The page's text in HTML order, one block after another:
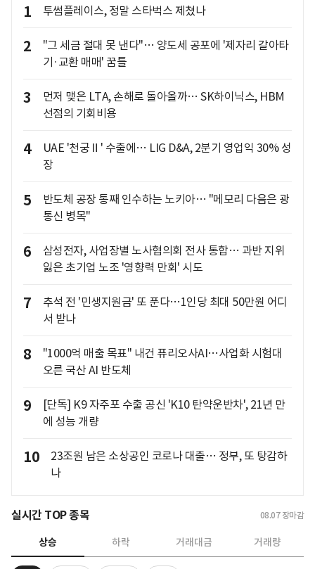
1 투썸플레이스, 정말 스타벅스 제쳤나
2
"그 세금 절대 못 낸다"… 양도세 공포에 '제자리 갈아타
기·교환 매매' 꿈틀
3
먼저 맺은 LTA, 손해로 돌아올까… SK하이닉스, HBM
선점의 기회비용
4
UAE '천궁Ⅱ' 수출에… LIG D&A, 2분기 영업익 30% 성
장
5
반도체 공장 통째 인수하는 노키아… "메모리 다음은 광
통신 병목"
6
삼성전자, 사업장별 노사협의회 전사 통합… 과반 지위
잃은 초기업 노조 '영향력 만회' 시도
7
추석 전 '민생지원금' 또 푼다…1인당 최대 50만원 어디
서 받나
8
"1000억 매출 목표" 내건 퓨리오사AI…사업화 시험대
오른 국산 AI 반도체
9
[단독] K9 자주포 수출 공신 'K10 탄약운반차', 21년 만
에 성능 개량
10
23조원 남은 소상공인 코로나 대출… 정부, 또 탕감하
나
실시간 TOP 종목 08.07 장마감
상승 하락 거래대금 거래량